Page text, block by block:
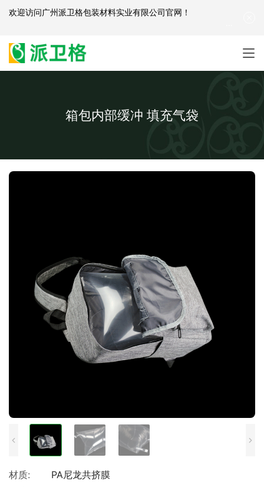
箱包内部缓冲 填充气袋
材质:
PA尼龙共挤膜
欢迎访问广州派卫格包装材料实业有限公司官网 ！